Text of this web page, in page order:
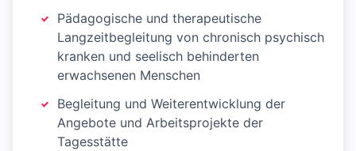
Pädagogische und therapeutische
Langzeitbegleitung von chronisch psychisch
kranken und seelisch behinderten
erwachsenen Menschen
Begleitung und Weiterentwicklung der
Angebote und Arbeitsprojekte der
Tagesstätte